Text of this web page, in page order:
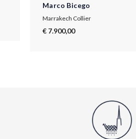
Marco Bicego
Marrakech Collier
€ 7.900,00